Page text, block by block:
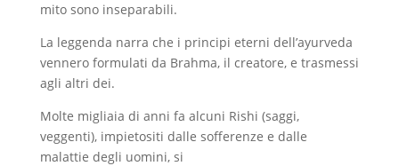
mito sono inseparabili.
La leggenda narra che i principi eterni dell’ayurveda
vennero formulati da Brahma, il creatore, e trasmessi
agli altri dei.
Molte migliaia di anni fa alcuni Rishi (saggi,
veggenti), impietositi dalle sofferenze e dalle
malattie degli uomini, si